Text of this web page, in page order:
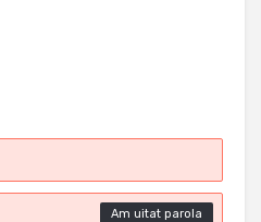
Am uitat parola